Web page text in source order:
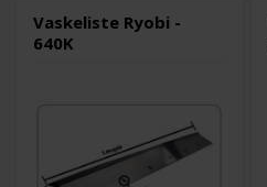
Vaskeliste Ryobi -
640K